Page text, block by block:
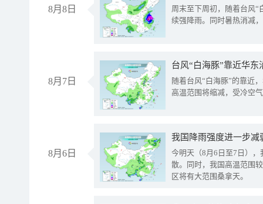
8月8日
周末至下周初，随着台风“
续强降雨。同时暑热消减
8月7日
台风“白海豚”靠近华
随着台风“白海豚”的靠近
高温范围将缩减，受冷空
8月6日
今明天（8月6日至7日）
散。同时，我国高温范围
区将有大范围桑拿天。